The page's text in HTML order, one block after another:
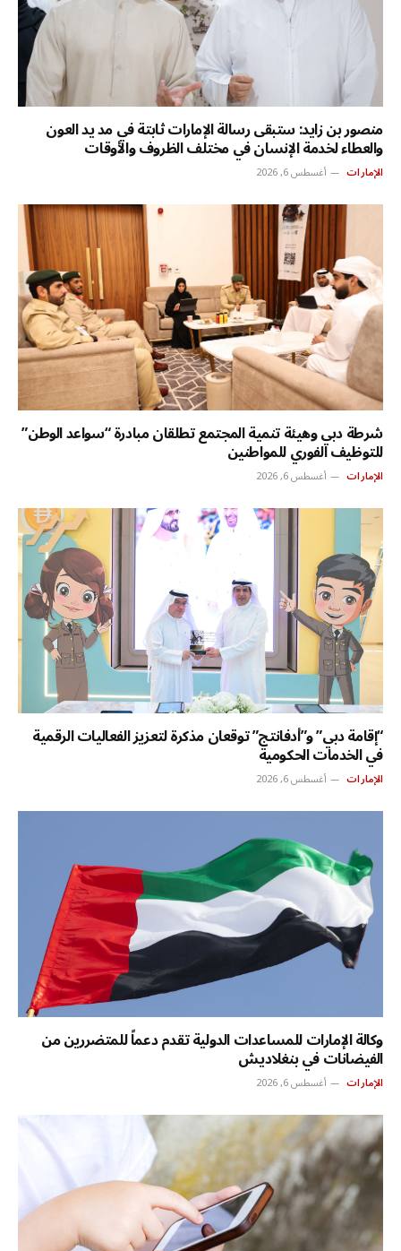
منصور بن زايد: ستبقى رسالة الإمارات ثابتة في مد يد العون
والعطاء لخدمة الإنسان في مختلف الظروف والأوقات
الإمارات أغسطس 6, 2026
شرطة دبي وهيئة تنمية المجتمع تطلقان مبادرة “سواعد الوطن”
للتوظيف الفوري للمواطنين
الإمارات أغسطس 6, 2026
“إقامة دبي” و”أدفانتج” توقعان مذكرة لتعزيز الفعاليات الرقمية
في الخدمات الحكومية
الإمارات أغسطس 6, 2026
وكالة الإمارات للمساعدات الدولية تقدم دعماً للمتضررين من
الفيضانات في بنغلاديش
الإمارات أغسطس 6, 2026